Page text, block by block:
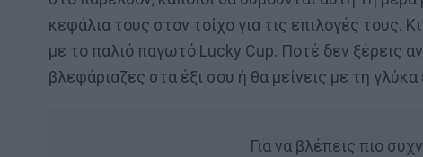
κεφάλια τους στον τοίχο για τις επιλογές τους.
με το παλιό παγωτό Lucky Cup. Ποτέ δεν ξέρεις
βλεφάριαζες στα έξι σου ή θα μείνεις με τη
Για να βλέπεις πιο